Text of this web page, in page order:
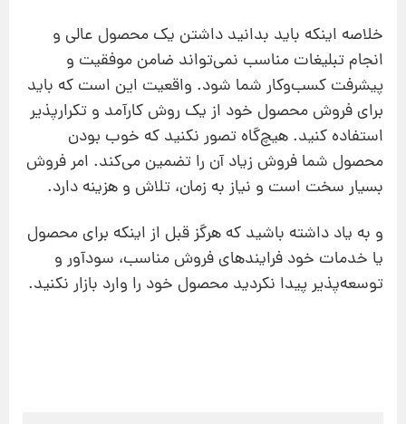
خلاصه اینکه باید بدانید داشتن یک محصول عالی و
انجام تبلیغات مناسب نمی‌تواند ضامن موفقیت و
پیشرفت کسب‌وکار شما شود. واقعیت این است که باید
برای فروش محصول خود از یک روش کارآمد و تکرارپذیر
استفاده کنید. هیچ‌گاه تصور نکنید که خوب بودن
محصول شما فروش زیاد آن را تضمین می‌کند. امر فروش
بسیار سخت است و نیاز به زمان، تلاش و هزینه دارد.
و به یاد داشته باشید که هرگز قبل از اینکه برای محصول
یا خدمات خود فرایندهای فروش مناسب، سودآور و
توسعه‌پذیر پیدا نکردید محصول خود را وارد بازار نکنید.